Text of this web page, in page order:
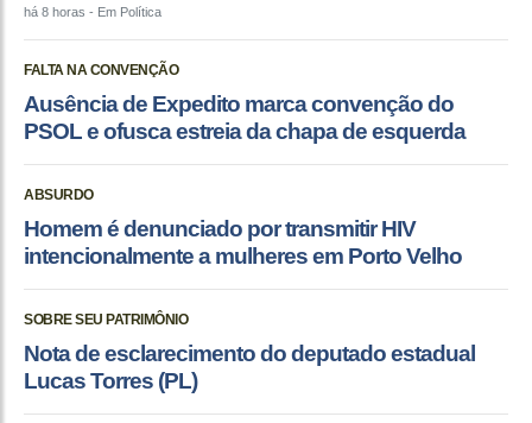
há 8 horas - Em Política
FALTA NA CONVENÇÃO
Ausência de Expedito marca convenção do
PSOL e ofusca estreia da chapa de esquerda
ABSURDO
Homem é denunciado por transmitir HIV
intencionalmente a mulheres em Porto Velho
SOBRE SEU PATRIMÔNIO
Nota de esclarecimento do deputado estadual
Lucas Torres (PL)